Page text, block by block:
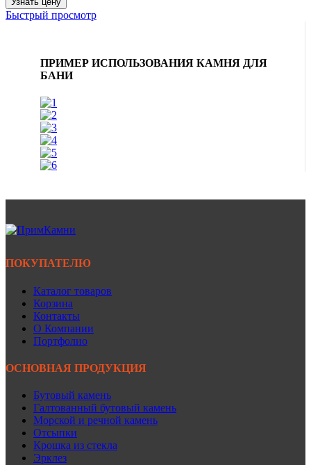
Быстрый просмотр
ПРИМЕР ИСПОЛЬЗОВАНИЯ КАМНЯ ДЛЯ
БАНИ
ПОКУПАТЕЛЮ
Каталог товаров
Корзина
Контакты
О Компании
Портфолио
ОСНОВНАЯ ПРОДУКЦИЯ
Бутовый камень
Галтованный бутовый камень
Морской и речной камень
Отсыпки
Крошка из стекла
Эрклез